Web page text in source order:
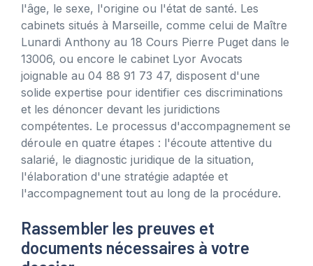
l'âge, le sexe, l'origine ou l'état de santé. Les
cabinets situés à Marseille, comme celui de Maître
Lunardi Anthony au 18 Cours Pierre Puget dans le
13006, ou encore le cabinet Lyor Avocats
joignable au 04 88 91 73 47, disposent d'une
solide expertise pour identifier ces discriminations
et les dénoncer devant les juridictions
compétentes. Le processus d'accompagnement se
déroule en quatre étapes : l'écoute attentive du
salarié, le diagnostic juridique de la situation,
l'élaboration d'une stratégie adaptée et
l'accompagnement tout au long de la procédure.
Rassembler les preuves et
documents nécessaires à votre